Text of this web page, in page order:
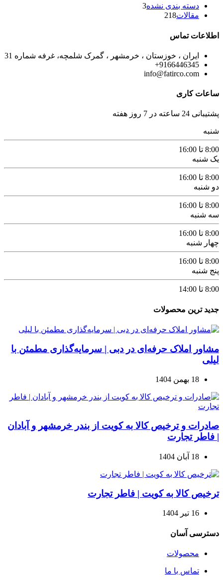
دسته بندی نشده3
مقالات218
اطلاعات تماس
ایران ، خوزستان ، خرمشهر ، گمرک شلمچه، غرفه شماره 31
9166446345+
info@fatirco.com
ساعات کاری
پشتیبانی 24 ساعته در 7 روز هفته
شنبه
8:00 تا 16:00
یک شنبه
8:00 تا 16:00
دو شنبه
8:00 تا 16:00
سه شنبه
8:00 تا 16:00
چهار شنبه
8:00 تا 16:00
پنج شنبه
8:00 تا 14:00
جدید ترین محصولات
مشاور املاک حرفه‌ای در دبی | سرمایه‌گذاری مطمئن با
لیلی
18 بهمن 1404
صادرات و ترخیص کالا به کویت از بندر خرمشهر و آبادان
| فاطر تجارت
18 آبان 1404
ترخیص کالا به کویت | فاطر تجارت
16 تیر 1404
دسترسی آسان
محصولات
تماس با ما